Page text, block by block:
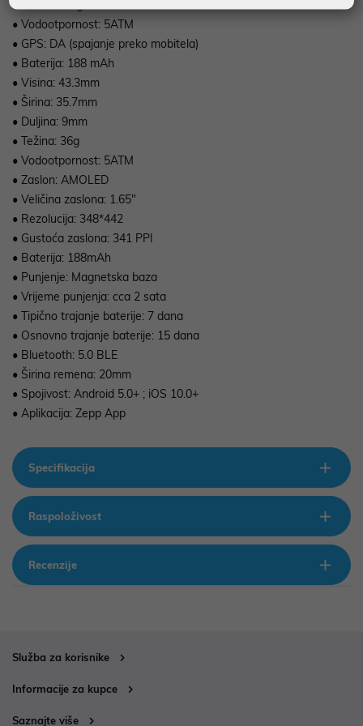
• Težina: 36 grama
• Vodootpornost: 5ATM
• GPS: DA (spajanje preko mobitela)
• Baterija: 188 mAh
• Visina: 43.3mm
• Širina: 35.7mm
• Duljina: 9mm
• Težina: 36g
• Vodootpornost: 5ATM
• Zaslon: AMOLED
• Veličina zaslona: 1.65"
• Rezolucija: 348*442
• Gustoća zaslona: 341 PPI
• Baterija: 188mAh
• Punjenje: Magnetska baza
• Vrijeme punjenja: cca 2 sata
• Tipično trajanje baterije: 7 dana
• Osnovno trajanje baterije: 15 dana
• Bluetooth: 5.0 BLE
• Širina remena: 20mm
• Spojivost: Android 5.0+ ; iOS 10.0+
• Aplikacija: Zepp App
Specifikacija
Raspoloživost
Recenzije
Služba za korisnike
Informacije za kupce
Saznajte više